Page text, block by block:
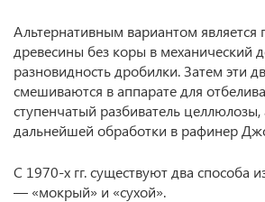
Альтернативным вариантом является
древесины без коры в механический
разновидность дробилки. Затем эти
смешиваются в аппарате для
ступенчатый разбиватель целлюлозы,
дальнейшей обработки в рафинер
С 1970-х гг. существуют два способа
— «мокрый» и «сухой».